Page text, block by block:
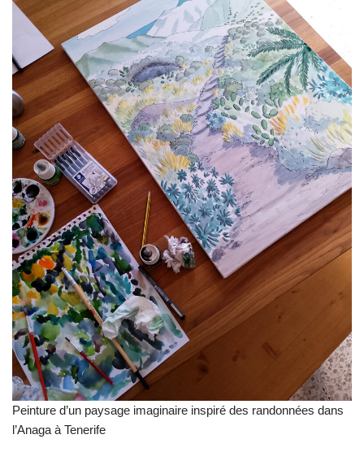
Peinture d’un paysage imaginaire inspiré des randonnées dans
l’Anaga à Tenerife